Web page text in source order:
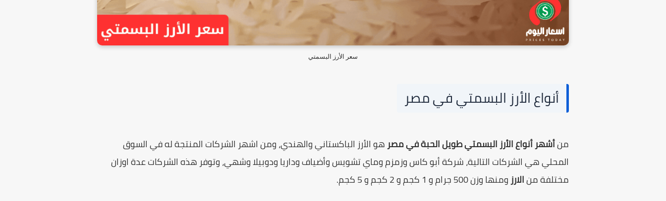
سعر الأرز البسمتي
أنواع الأرز البسمتي في مصر
منأشهر أنواع الأرز البسمتي طويل الحبة في مصرهو الأرز الباكستاني والهندي، ومن اشهر الشركات المنتجة له في السوق
المحلي هي الشركات التالية، شركة أبو كاس وزمزم وماي تشويس وأضياف وداريا ودوبيلا وشهي، وتوفر هذه الشركات عدة اوزان
مختلفة منالارزومنها وزن 500 جرام و 1 كجم و 2 كجم و 5 كجم.